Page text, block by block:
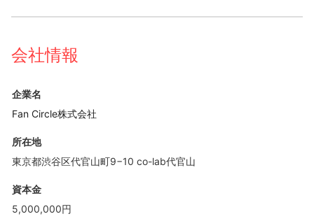
会社情報
企業名
Fan Circle株式会社
所在地
東京都渋谷区代官山町9−10 co-lab代官山
資本金
5,000,000円